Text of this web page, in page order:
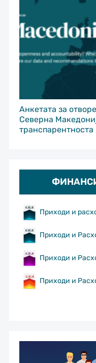
Анкетата за
Северна
транспарентноста
Приходи и
Приходи и
Приходи и
Приходи и